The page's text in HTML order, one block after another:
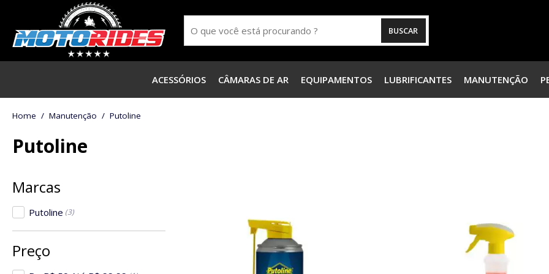
ACESSÓRIOS CÂMARAS DE AR EQUIPAMENTOS LUBRIFICANTES MANUTENÇÃO
Manutenção Putoline
Putoline
Putoline (3)